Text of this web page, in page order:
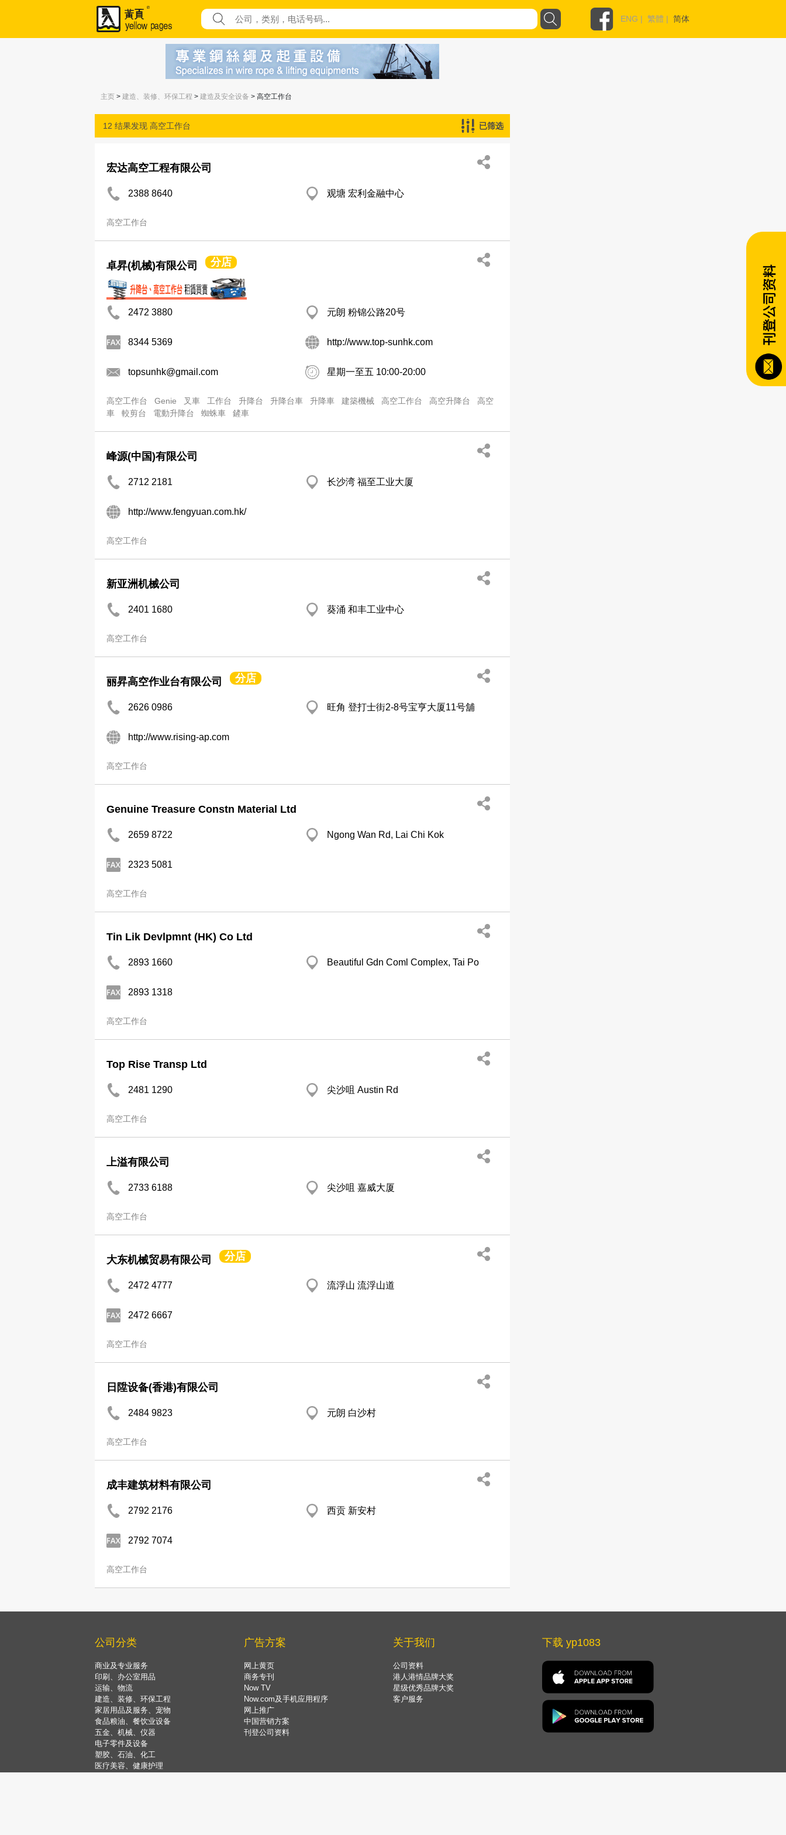
ENG | 繁體 | 简体
主页 > 建造、装修、环保工程 > 建造及安全设备 > 高空工作台
12 结果发现 高空工作台 已筛选
宏达高空工程有限公司
2388 8640 观塘 宏利金融中心
高空工作台
卓昇(机械)有限公司 分店
2472 3880 元朗 粉锦公路20号
8344 5369 http://www.top-sunhk.com
topsunhk@gmail.com 星期一至五 10:00-20:00
高空工作台 Genie 叉車 工作台 升降台 升降台車 升降車 建築機械 高空工作台 高空升降台
高空
車
較剪台 電動升降台 蜘蛛車 鏟車
峰源(中国)有限公司
2712 2181 长沙湾 福至工业大厦
http://www.fengyuan.com.hk/
高空工作台
新亚洲机械公司
2401 1680 葵涌 和丰工业中心
高空工作台
丽昇高空作业台有限公司 分店
2626 0986 旺角 登打士街2-8号宝亨大厦11号舖
http://www.rising-ap.com
高空工作台
Genuine Treasure Constn Material Ltd
2659 8722 Ngong Wan Rd, Lai Chi Kok
2323 5081
高空工作台
Tin Lik Devlpmnt (HK) Co Ltd
2893 1660 Beautiful Gdn Coml Complex, Tai Po
2893 1318
高空工作台
Top Rise Transp Ltd
2481 1290 尖沙咀 Austin Rd
高空工作台
上溢有限公司
2733 6188 尖沙咀 嘉威大厦
高空工作台
大东机械贸易有限公司 分店
2472 4777 流浮山 流浮山道
2472 6667
高空工作台
日陞设备(香港)有限公司
2484 9823 元朗 白沙村
高空工作台
成丰建筑材料有限公司
2792 2176 西贡 新安村
2792 7074
高空工作台
公司分类
商业及专业服务
印刷、办公室用品
运输、物流
建造、装修、环保工程
家居用品及服务、宠物
食品粮油、餐饮业设备
五金、机械、仪器
电子零件及设备
塑胶、石油、化工
医疗美容、健康护理
广告方案
网上黄页
商务专刊
Now TV
Now.com及手机应用程序
网上推广
中国营销方案
刊登公司资料
关于我们
公司资料
港人港情品牌大奖
星级优秀品牌大奖
客户服务
下载 yp1083